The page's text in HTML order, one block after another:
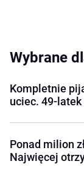
Wybrane
Kompletnie
uciec. 49-latek
Ponad milion
Najwięcej